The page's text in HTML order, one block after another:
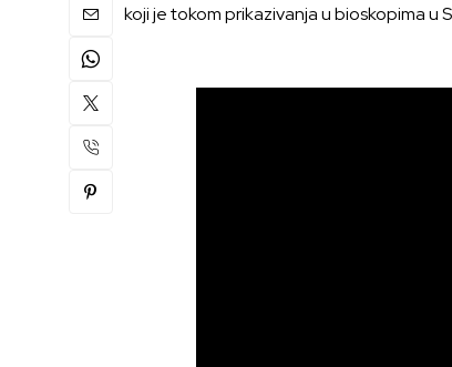
koji je tokom prikazivanja u bioskopima